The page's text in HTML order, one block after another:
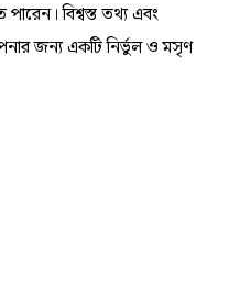
বিশ্বস্ত তথ্য এবং
জন্য একটি নির্ভুল ও মসৃণ